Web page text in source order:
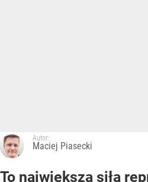
Autor:
Maciej Piasecki
To największa siła